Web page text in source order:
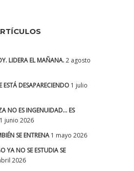
LIDERA EL MAÑANA.2 agosto
ESTÁ DESAPARECIENDO 1 julio
NO ES INGENUIDAD… ES
1 junio 2026
SE ENTRENA 1 mayo 2026
YA NO SE ESTUDIA SE
2026